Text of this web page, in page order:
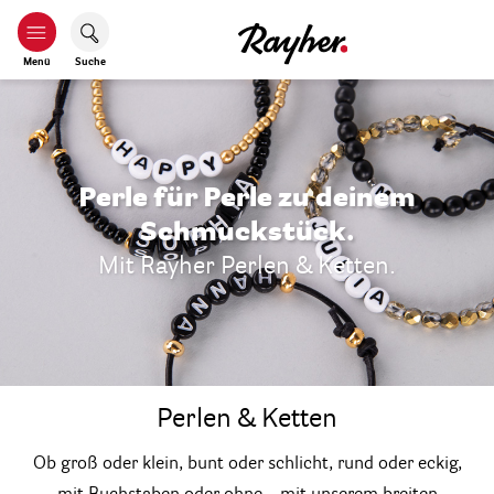
Menü Suche
Perle für Perle zu deinem
Schmuckstück.
Mit Rayher Perlen & Ketten.
Perlen & Ketten
Ob groß oder klein, bunt oder schlicht, rund oder eckig,